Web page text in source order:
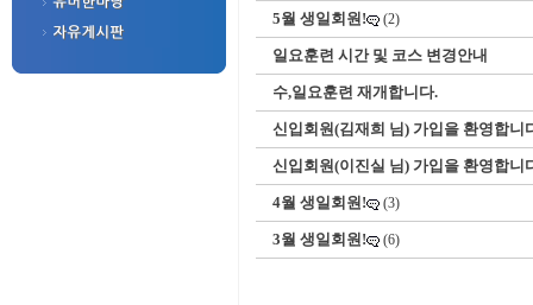
5월 생일회원! (2)
일요훈련 시간 및 코스 변경안내
수,일요훈련 재개합니다.
신입회원(김재희 님) 가입을 환영합니
신입회원(이진실 님) 가입을 환영합니
4월 생일회원! (3)
3월 생일회원! (6)